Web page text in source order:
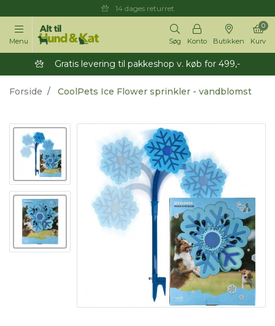
14 dages returret
Menu Søg Konto Butikken Kurv
0
Gratis levering til pakkeshop v. køb for 499,-
Forside CoolPets Ice Flower sprinkler - vandblomst